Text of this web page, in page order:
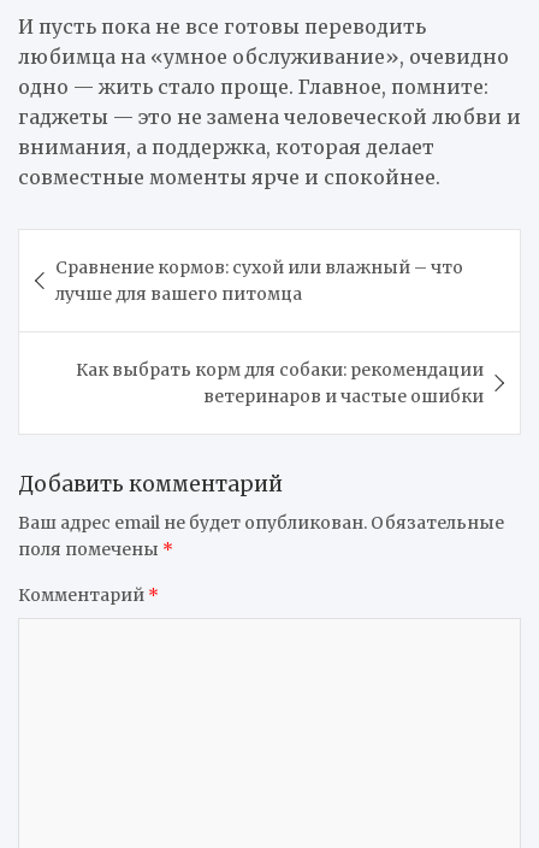
И пусть пока не все готовы переводить
любимца на «умное обслуживание», очевидно
одно — жить стало проще. Главное, помните:
гаджеты — это не замена человеческой любви и
внимания, а поддержка, которая делает
совместные моменты ярче и спокойнее.
по
записям
Сравнение кормов: сухой или влажный – что
лучше для вашего питомца
Как выбрать корм для собаки: рекомендации
ветеринаров и частые ошибки
Добавить комментарий
Ваш адрес email не будет опубликован. Обязательные
поля помечены *
Комментарий *